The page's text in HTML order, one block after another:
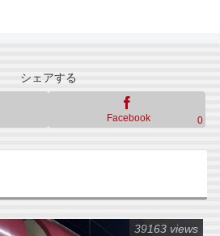
シェアする
Facebook 0
39163 views